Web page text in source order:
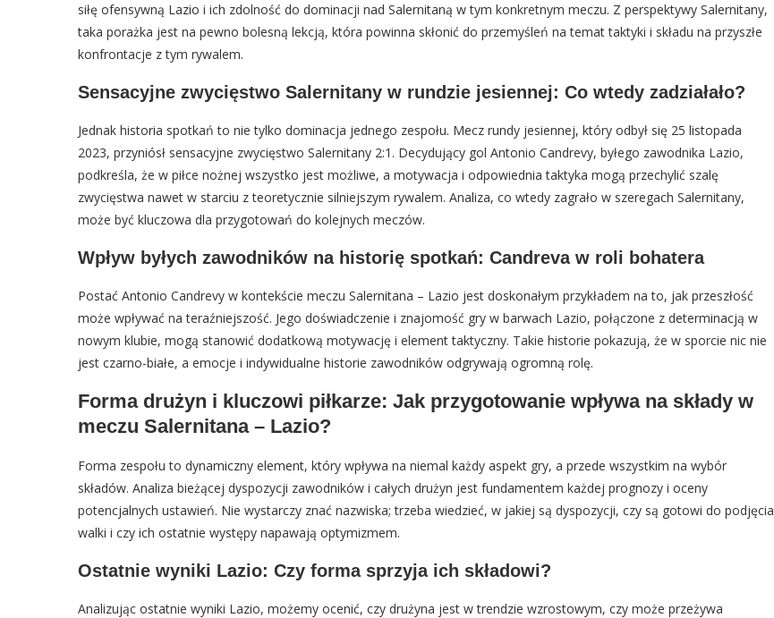
siłę ofensywną Lazio i ich zdolność do dominacji nad Salernitaną w tym konkretnym meczu. Z perspektywy Salernitany,
taka porażka jest na pewno bolesną lekcją, która powinna skłonić do przemyśleń na temat taktyki i składu na przyszłe
konfrontacje z tym rywalem.
Sensacyjne zwycięstwo Salernitany w rundzie jesiennej: Co wtedy zadziałało?
Jednak historia spotkań to nie tylko dominacja jednego zespołu. Mecz rundy jesiennej, który odbył się 25 listopada
2023, przyniósł sensacyjne zwycięstwo Salernitany 2:1. Decydujący gol Antonio Candrevy, byłego zawodnika Lazio,
podkreśla, że w piłce nożnej wszystko jest możliwe, a motywacja i odpowiednia taktyka mogą przechylić szalę
zwycięstwa nawet w starciu z teoretycznie silniejszym rywalem. Analiza, co wtedy zagrało w szeregach Salernitany,
może być kluczowa dla przygotowań do kolejnych meczów.
Wpływ byłych zawodników na historię spotkań: Candreva w roli bohatera
Postać Antonio Candrevy w kontekście meczu Salernitana – Lazio jest doskonałym przykładem na to, jak przeszłość
może wpływać na teraźniejszość. Jego doświadczenie i znajomość gry w barwach Lazio, połączone z determinacją w
nowym klubie, mogą stanowić dodatkową motywację i element taktyczny. Takie historie pokazują, że w sporcie nic nie
jest czarno-białe, a emocje i indywidualne historie zawodników odgrywają ogromną rolę.
Forma drużyn i kluczowi piłkarze: Jak przygotowanie wpływa na składy w
meczu Salernitana – Lazio?
Forma zespołu to dynamiczny element, który wpływa na niemal każdy aspekt gry, a przede wszystkim na wybór
składów. Analiza bieżącej dyspozycji zawodników i całych drużyn jest fundamentem każdej prognozy i oceny
potencjalnych ustawień. Nie wystarczy znać nazwiska; trzeba wiedzieć, w jakiej są dyspozycji, czy są gotowi do podjęcia
walki i czy ich ostatnie występy napawają optymizmem.
Ostatnie wyniki Lazio: Czy forma sprzyja ich składowi?
Analizując ostatnie wyniki Lazio, możemy ocenić, czy drużyna jest w trendzie wzrostowym, czy może przeżywa